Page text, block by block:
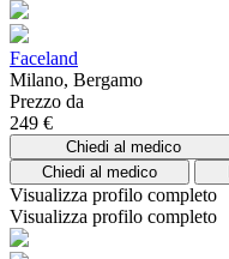
Faceland
Milano, Bergamo
Prezzo da
249 €
Chiedi al medico
Chiedi al medico
Visualizza profilo completo
Visualizza profilo completo